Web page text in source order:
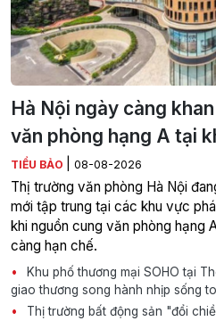
Hà Nội ngày càng
văn phòng hạng A tại
TIỂU BẢO 08-08-2026
Thị trường văn phòng Hà Nội
mới tập trung tại các khu vực
khi nguồn cung văn phòng hạng
càng hạn chế.
Khu phố thương mại SOHO tại
giao thương song hành nhịp sống
Thị trường bất động sản "đổi